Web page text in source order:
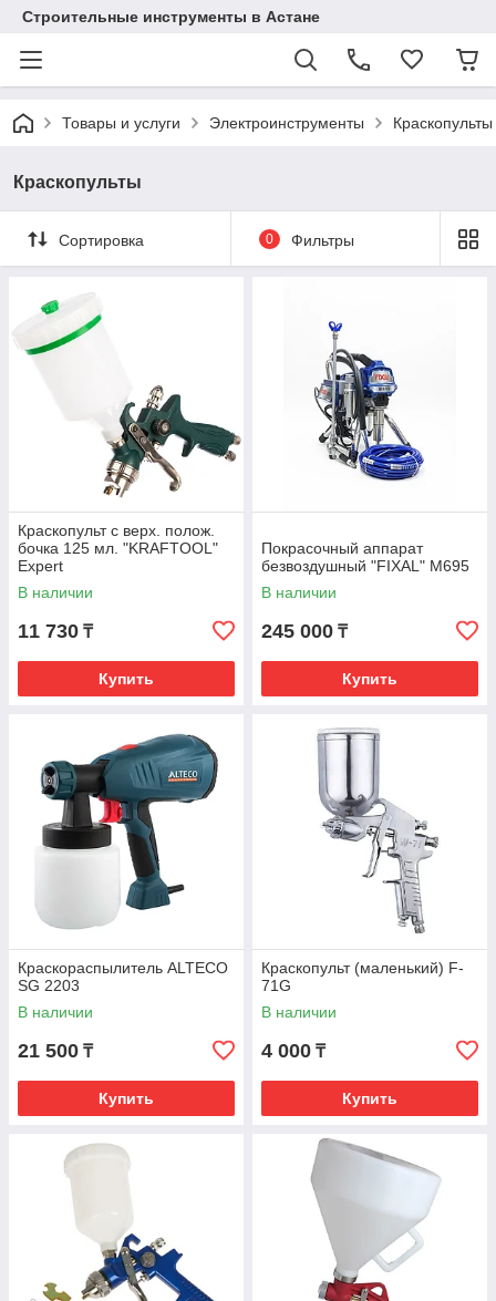
Строительные инструменты в Астане
Товары и услуги Электроинструменты Краскопульты
Краскопульты
Сортировка 0 Фильтры
Краскопульт с верх. полож.
бочка 125 мл. "KRAFTOOL"
Expert
В наличии
11 730 ₸
Купить
Покрасочный аппарат
безвоздушный "FIXAL" M695
В наличии
245 000 ₸
Купить
Краскораспылитель ALTECO
SG 2203
В наличии
21 500 ₸
Купить
Краскопульт (маленький) F-
71G
В наличии
4 000 ₸
Купить